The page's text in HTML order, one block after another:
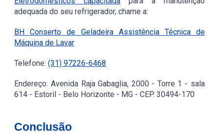
adequada do seu refrigerador, chame a:
BH Conserto de Geladeira Assistência Técnica de
Máquina de Lavar
Telefone:(31) 97226-6468
Endereço: Avenida Raja Gabaglia, 2000 - Torre 1 - sala
614 - Estoril - Belo Horizonte - MG - CEP. 30494-170
Conclusão